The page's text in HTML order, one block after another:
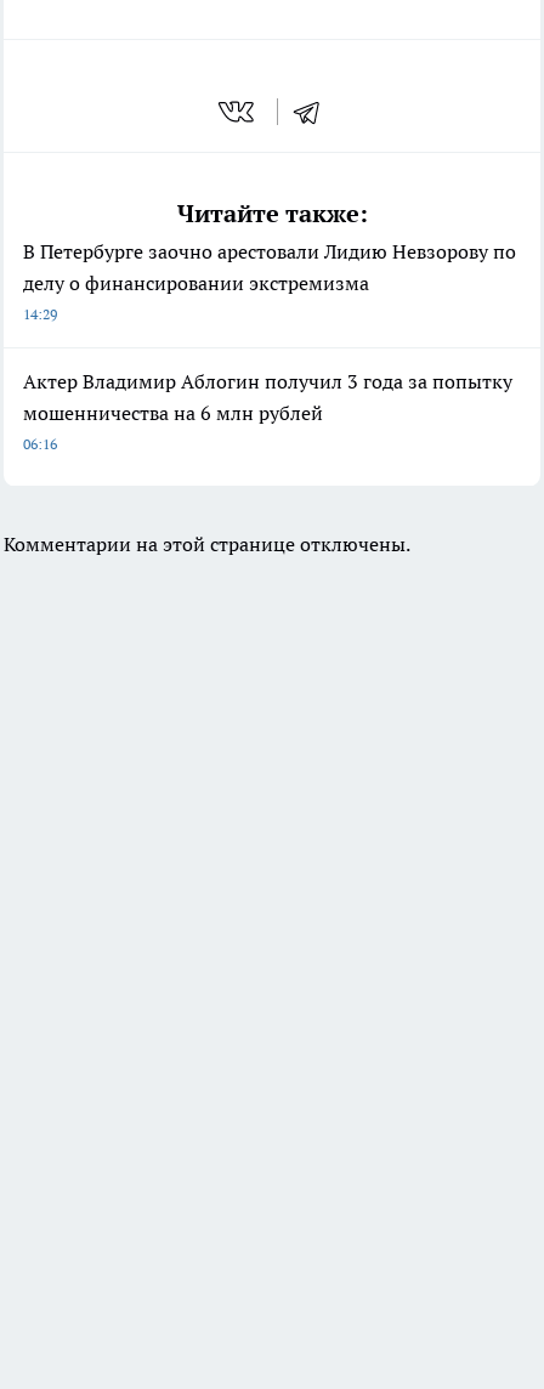
Читайте также:
В Петербурге заочно арестовали Лидию Невзорову по
делу о финансировании экстремизма
14:29
Актер Владимир Аблогин получил 3 года за попытку
мошенничества на 6 млн рублей
06:16
Комментарии на этой странице отключены.